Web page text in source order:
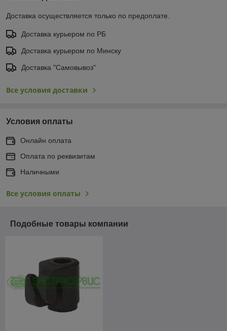
Доставка осуществляется только по предоплате.
Доставка курьером по РБ
Доставка курьером по Минску
Доставка "Самовывоз"
Все условия доставки
Условия оплаты
Онлайн оплата
Оплата по реквизитам
Наличными
Все условия оплаты
Подобные товары компании